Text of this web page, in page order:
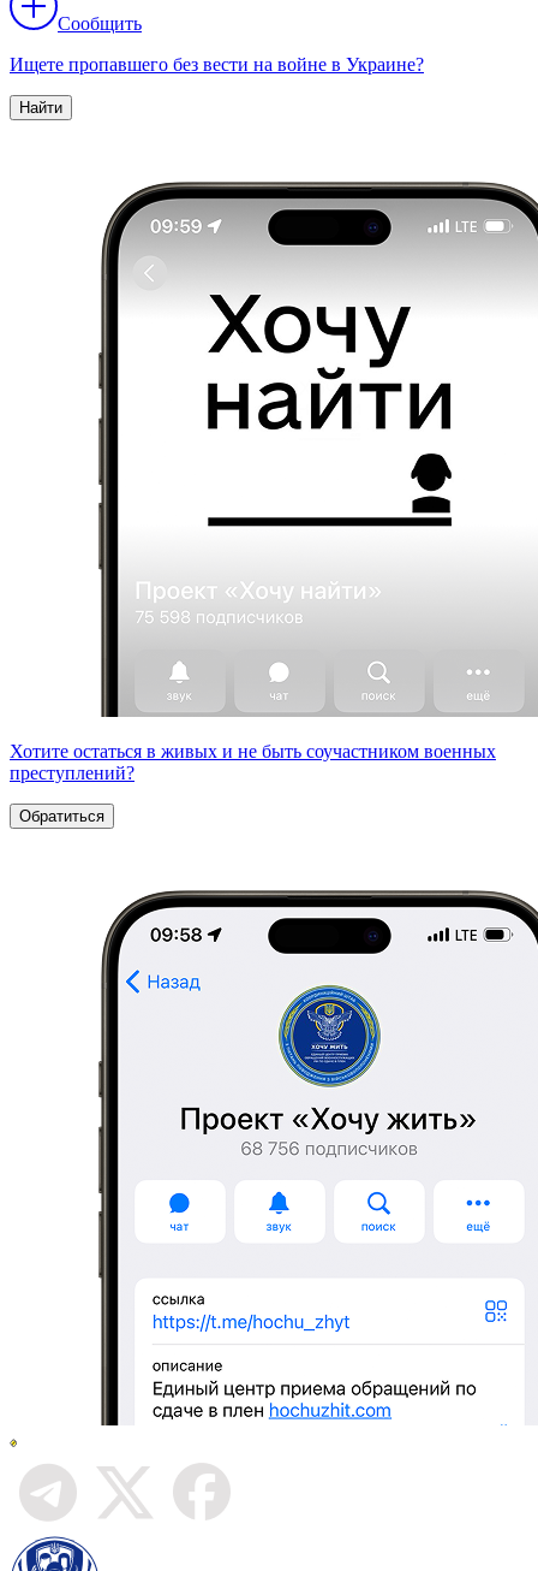
Сообщить
Ищете пропавшего без вести на войне в Украине?
Найти
Хотите остаться в живых и не быть соучастником военных
преступлений?
Обратиться